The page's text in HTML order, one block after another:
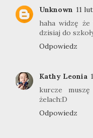
Unknown 11
haha widzę
dzisiaj do
Odpowiedz
Kathy Leonia
kurcze
żelach:D
Odpowiedz